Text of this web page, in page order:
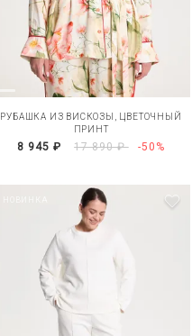
РУБАШКА ИЗ ВИСКОЗЫ, ЦВЕТОЧНЫЙ
ПРИНТ
8 945 ₽ 17 890 ₽ -50%